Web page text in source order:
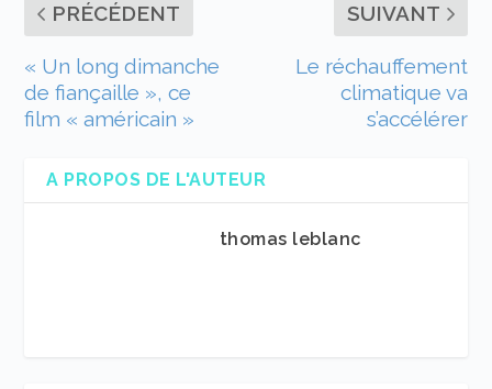
PRÉCÉDENT
« Un long dimanche
de fiançaille », ce
film « américain »
SUIVANT
Le réchauffement
climatique va
s’accélérer
A PROPOS DE L'AUTEUR
thomas leblanc